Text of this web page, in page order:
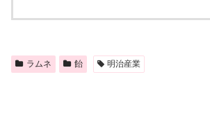
ラムネ 飴 明治産業